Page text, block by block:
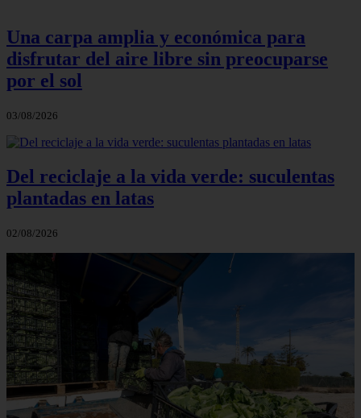
Una carpa amplia y económica para
disfrutar del aire libre sin preocuparse
por el sol
03/08/2026
Del reciclaje a la vida verde: suculentas
plantadas en latas
02/08/2026